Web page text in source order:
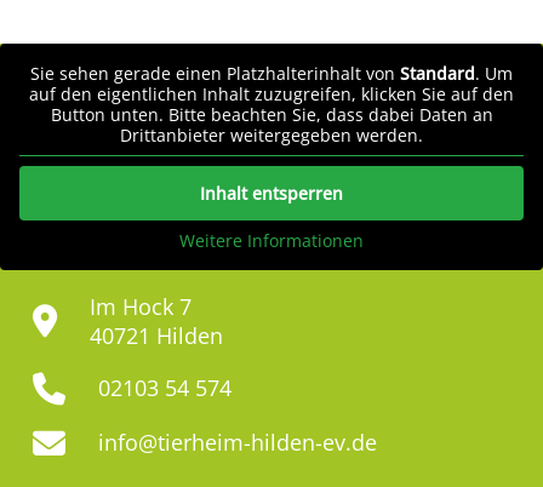
Sie sehen gerade einen Platzhalterinhalt von Standard. Um
auf den eigentlichen Inhalt zuzugreifen, klicken Sie auf den
Button unten. Bitte beachten Sie, dass dabei Daten an
Drittanbieter weitergegeben werden.
Inhalt entsperren
Weitere Informationen
Im Hock 7
40721 Hilden
02103 54 574
info@tierheim-hilden-ev.de